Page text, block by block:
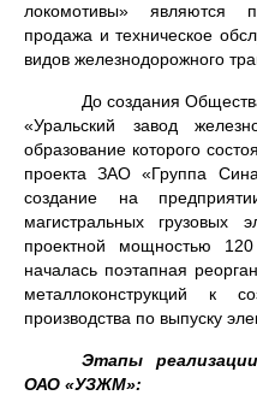
локомотивы» являются
продажа и техническое
видов железнодорожного
До создания
«Уральский завод
образование которого
проекта ЗАО «Группа
создание на
магистральных грузовых
проектной мощностью
началась поэтапная
металлоконструкций к
производства по выпуску
Этапы
ОАО «УЗЖМ»: